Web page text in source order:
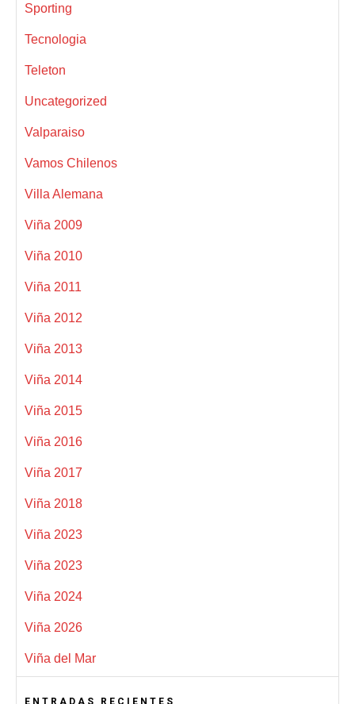
Sporting
Tecnologia
Teleton
Uncategorized
Valparaiso
Vamos Chilenos
Villa Alemana
Viña 2009
Viña 2010
Viña 2011
Viña 2012
Viña 2013
Viña 2014
Viña 2015
Viña 2016
Viña 2017
Viña 2018
Viña 2023
Viña 2023
Viña 2024
Viña 2026
Viña del Mar
ENTRADAS RECIENTES